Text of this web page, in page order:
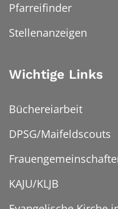
Pfarreifinder
Stellenanzeigen
Wichtige Links
Büchereiarbeit
DPSG/Maifeldscouts
KAJU/KLJB